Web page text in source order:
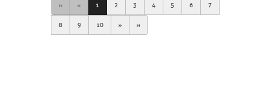
First Previous
1 2 3 4 5 6 7
8 9 10 Next Last